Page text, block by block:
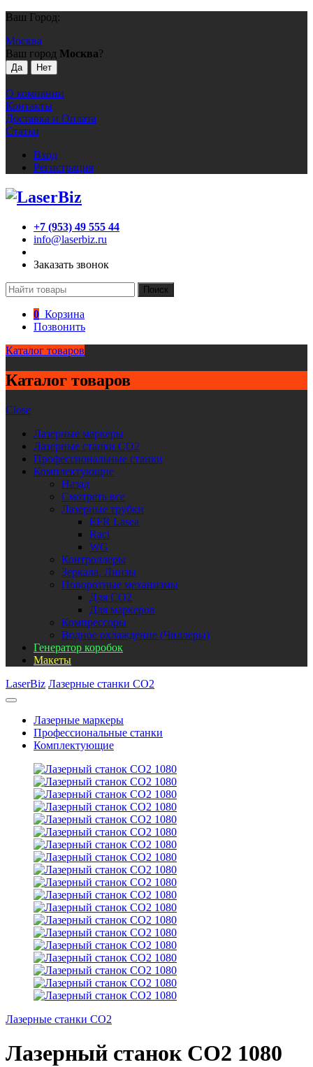
Ваш Город:
Москва
Ваш город Москва?
О компании
Контакты
Доставка и Оплата
Статьи
Вход
Регистрация
+7 (953) 49 555 44
info@laserbiz.ru
Заказать звонок
Поиск
0 Корзина
Позвонить
Каталог товаров
Каталог товаров
Close
Лазерные маркеры
Лазерные станки CO2
Профессиональные станки
Комплектующие
Назад
Смотреть все
Лазерные трубки
EFR Lasea
Raci
WG
Контроллеры
Зеркала, Линзы
Поворотные механизмы
Для CO2
Для маркеров
Компрессоры
Водное охлаждение (Чиллеры)
Генератор коробок
Макеты
LaserBiz Лазерные станки CO2
Лазерные маркеры
Профессиональные станки
Комплектующие
Лазерные станки CO2
Лазерный станок СО2 1080